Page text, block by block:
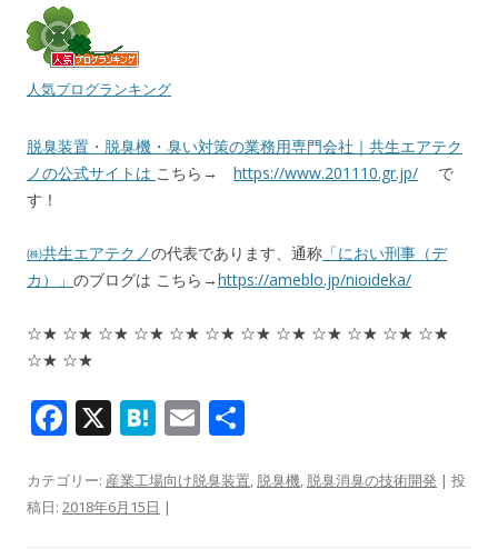
人気ブログランキング
脱臭装置・脱臭機・臭い対策の業務用専門会社｜共生エアテク
ノの公式サイトは こちら→ https://www.201110.gr.jp/ で
す！
㈱共生エアテクノの代表であります、通称 「におい刑事（デ
カ）」 のブログは こちら→https://ameblo.jp/nioideka/
☆★ ☆★ ☆★ ☆★ ☆★ ☆★ ☆★ ☆★ ☆★ ☆★ ☆★ ☆★
☆★ ☆★
F
e
b
X H
e
n
E
ai
カテゴリー: 産業工場向け脱臭装置, 脱臭機, 脱臭消臭の技術開発 | 投
稿日: 2018年6月15日 |